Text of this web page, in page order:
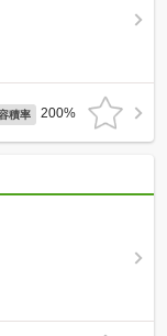
積率 200%